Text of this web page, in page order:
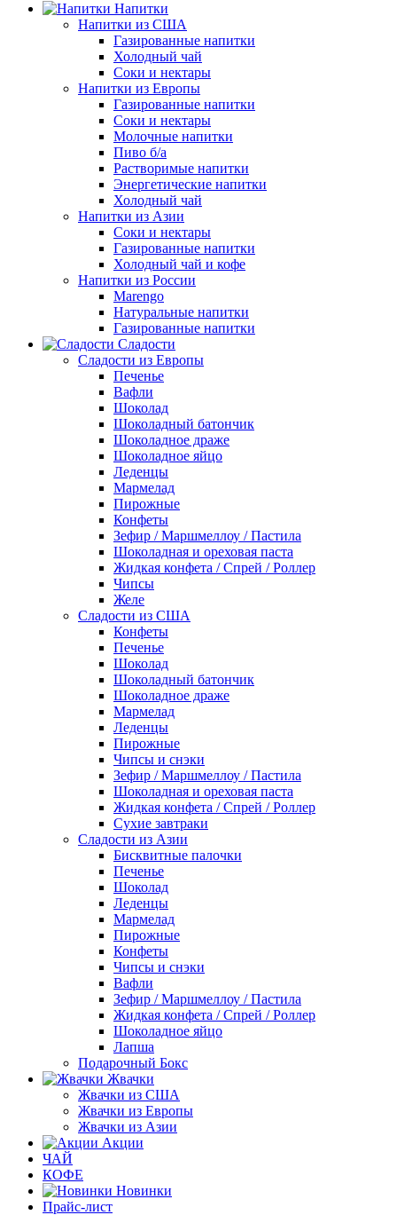
Напитки
Напитки из США
Газированные напитки
Холодный чай
Соки и нектары
Напитки из Европы
Газированные напитки
Соки и нектары
Молочные напитки
Пиво б/а
Растворимые напитки
Энергетические напитки
Холодный чай
Напитки из Азии
Соки и нектары
Газированные напитки
Холодный чай и кофе
Напитки из России
Marengo
Натуральные напитки
Газированные напитки
Сладости
Сладости из Европы
Печенье
Вафли
Шоколад
Шоколадный батончик
Шоколадное драже
Шоколадное яйцо
Леденцы
Мармелад
Пирожные
Конфеты
Зефир / Маршмеллоу / Пастила
Шоколадная и ореховая паста
Жидкая конфета / Спрей / Роллер
Чипсы
Желе
Сладости из США
Конфеты
Печенье
Шоколад
Шоколадный батончик
Шоколадное драже
Мармелад
Леденцы
Пирожные
Чипсы и снэки
Зефир / Маршмеллоу / Пастила
Шоколадная и ореховая паста
Жидкая конфета / Спрей / Роллер
Сухие завтраки
Сладости из Азии
Бисквитные палочки
Печенье
Шоколад
Леденцы
Мармелад
Пирожные
Конфеты
Чипсы и снэки
Вафли
Зефир / Маршмеллоу / Пастила
Жидкая конфета / Спрей / Роллер
Шоколадное яйцо
Лапша
Подарочный Бокс
Жвачки
Жвачки из США
Жвачки из Европы
Жвачки из Азии
Акции
ЧАЙ
КОФЕ
Новинки
Прайс-лист